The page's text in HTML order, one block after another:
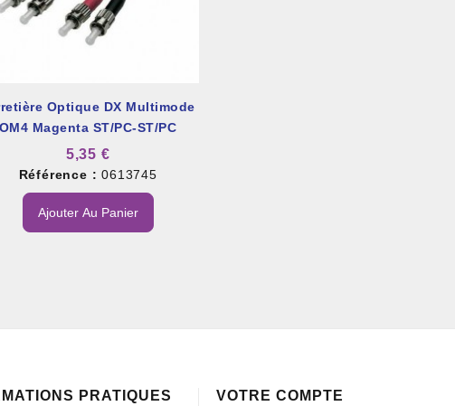
Optique DX Multimode
Magenta ST/PC-ST/PC
5,35 €
Référence : 0613745
Ajouter Au Panier
PRATIQUES VOTRE COMPTE